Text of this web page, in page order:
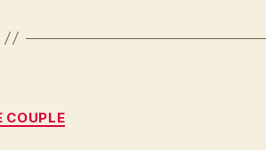
Catégories
COUPLE